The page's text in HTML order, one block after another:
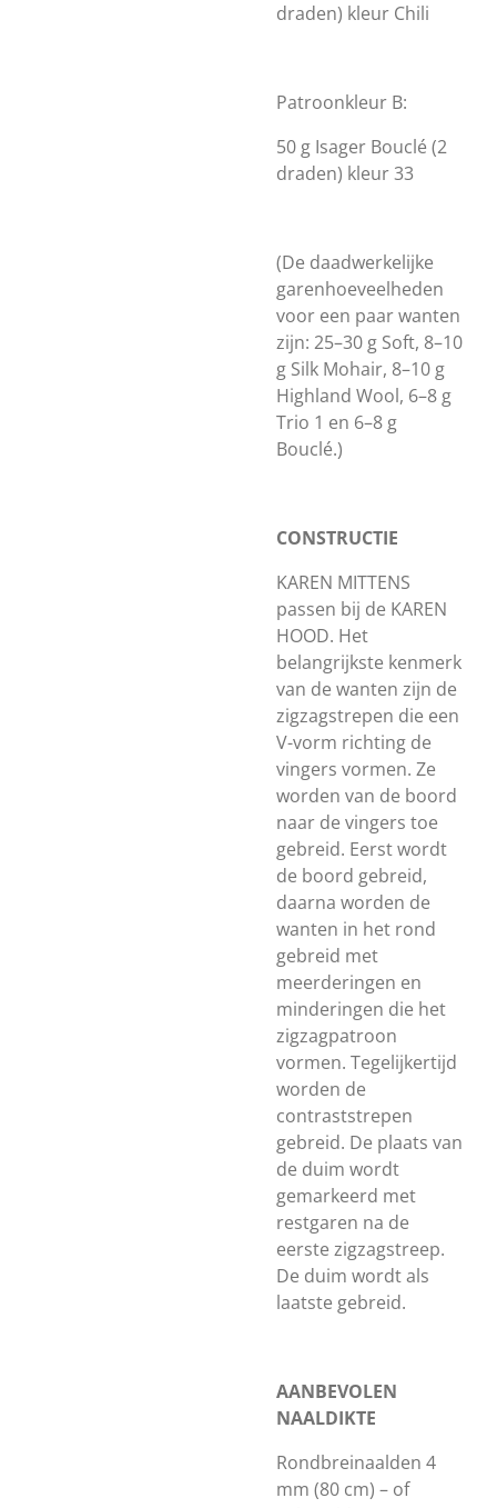
draden) kleur Chili
Patroonkleur B:
50 g Isager Bouclé (2
draden) kleur 33
(De daadwerkelijke
garenhoeveelheden
voor een paar wanten
zijn: 25–30 g Soft, 8–10
g Silk Mohair, 8–10 g
Highland Wool, 6–8 g
Trio 1 en 6–8 g
Bouclé.)
CONSTRUCTIE
KAREN MITTENS
passen bij de KAREN
HOOD. Het
belangrijkste kenmerk
van de wanten zijn de
zigzagstrepen die een
V-vorm richting de
vingers vormen. Ze
worden van de boord
naar de vingers toe
gebreid. Eerst wordt
de boord gebreid,
daarna worden de
wanten in het rond
gebreid met
meerderingen en
minderingen die het
zigzagpatroon
vormen. Tegelijkertijd
worden de
contraststrepen
gebreid. De plaats van
de duim wordt
gemarkeerd met
restgaren na de
eerste zigzagstreep.
De duim wordt als
laatste gebreid.
AANBEVOLEN
NAALDIKTE
Rondbreinaalden 4
mm (80 cm) – of